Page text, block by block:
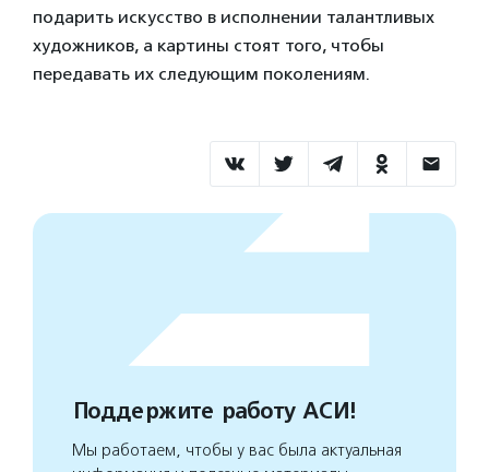
подарить искусство в исполнении талантливых
художников, а картины стоят того, чтобы
передавать их следующим поколениям.
Поддержите работу АСИ!
Мы работаем, чтобы у вас была актуальная